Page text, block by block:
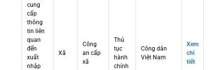
cung
cấp
thông
tin liên
quan
đến
xuất
nhập
Xã
Công
an cấp
xã
Thủ
tục
hành
chính
Công dân
Việt Nam
Xem
chi
tiết